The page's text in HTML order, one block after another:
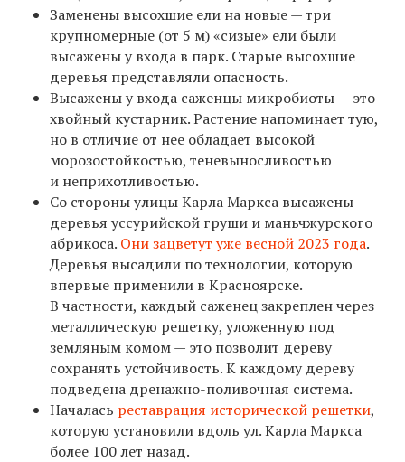
Заменены высохшие ели на новые — три
крупномерные (от 5 м) «сизые» ели были
высажены у входа в парк. Старые высохшие
деревья представляли опасность.
Высажены у входа саженцы микробиоты — это
хвойный кустарник. Растение напоминает тую,
но в отличие от нее обладает высокой
морозостойкостью, теневыносливостью
и неприхотливостью.
Со стороны улицы Карла Маркса высажены
деревья уссурийской груши и маньчжурского
абрикоса. Они зацветут уже весной 2023 года.
Деревья высадили по технологии, которую
впервые применили в Красноярске.
В частности, каждый саженец закреплен через
металлическую решетку, уложенную под
земляным комом — это позволит дереву
сохранять устойчивость. К каждому дереву
подведена дренажно-поливочная система.
Началась реставрация исторической решетки,
которую установили вдоль ул. Карла Маркса
более 100 лет назад.